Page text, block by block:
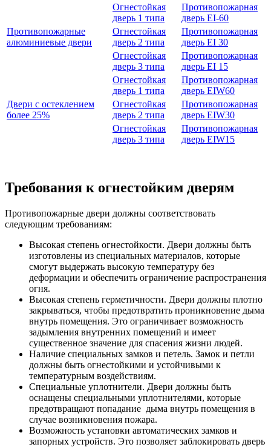
Противопожарные
алюминиевые двери
Огнестойкая
дверь 1 типа
Противопожарная
дверь EI-60
Огнестойкая
дверь 2 типа
Противопожарная
дверь EI 30
Огнестойкая
дверь 3 типа
Противопожарная
дверь EI 15
Двери с остеклением
более 25%
Огнестойкая
дверь 1 типа
Противопожарная
дверь ЕIW60
Огнестойкая
дверь 2 типа
Противопожарная
дверь ЕIW30
Огнестойкая
дверь 3 типа
Противопожарная
дверь ЕIW15
Требования к огнестойким дверям
Противопожарные двери должны соответствовать
следующим требованиям:
Высокая степень огнестойкости. Двери должны быть
изготовлены из специальных материалов, которые
смогут выдержать высокую температуру без
деформации и обеспечить ограничение распространения
огня.
Высокая степень герметичности. Двери должны плотно
закрываться, чтобы предотвратить проникновение дыма
внутрь помещения. Это ограничивает возможность
задымления внутренних помещений и имеет
существенное значение для спасения жизни людей.
Наличие специальных замков и петель. Замок и петли
должны быть огнестойкими и устойчивыми к
температурным воздействиям.
Специальные уплотнители. Двери должны быть
оснащены специальными уплотнителями, которые
предотвращают попадание дыма внутрь помещения в
случае возникновения пожара.
Возможность установки автоматических замков и
запорных устройств. Это позволяет заблокировать дверь